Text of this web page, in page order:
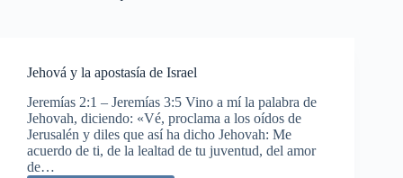
Jehová y la apostasía de Israel
Jeremías 2:1 – Jeremías 3:5 Vino a mí la palabra de
Jehovah, diciendo: «Vé, proclama a los oídos de
Jerusalén y diles que así ha dicho Jehovah: Me
acuerdo de ti, de la lealtad de tu juventud, del amor
de…